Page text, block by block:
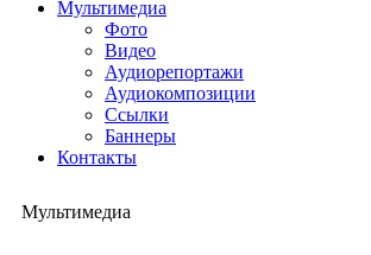
Мультимедиа
Фото
Видео
Аудиорепортажи
Аудиокомпозиции
Ссылки
Баннеры
Контакты
Мультимедиа